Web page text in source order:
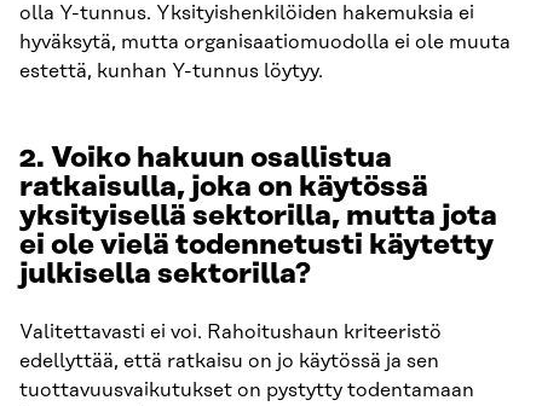
olla Y-tunnus. Yksityishenkilöiden hakemuksia ei
hyväksytä, mutta organisaatiomuodolla ei ole muuta
estettä, kunhan Y-tunnus löytyy.
2. Voiko hakuun osallistua
ratkaisulla, joka on käytössä
yksityisellä sektorilla, mutta jota
ei ole vielä todennetusti käytetty
julkisella sektorilla?
Valitettavasti ei voi. Rahoitushaun kriteeristö
edellyttää, että ratkaisu on jo käytössä ja sen
tuottavuusvaikutukset on pystytty todentamaan